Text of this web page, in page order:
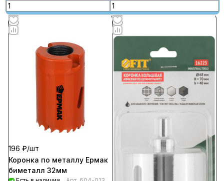
196 ₽/шт
Коронка по металлу Ермак
биметалл 32мм